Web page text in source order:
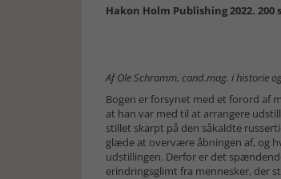
Hakon Holm Publishing 2022. 200
Af Ole Schramm, cand.mag. i historie
Bogen er forsynet med et forord af
at han var med til at arrangere
stillet skarpt på den såkaldte
glæde at overvære åbningen af, og
udstillingen. Derfor er det
erindringsglimt fra mennesker, der